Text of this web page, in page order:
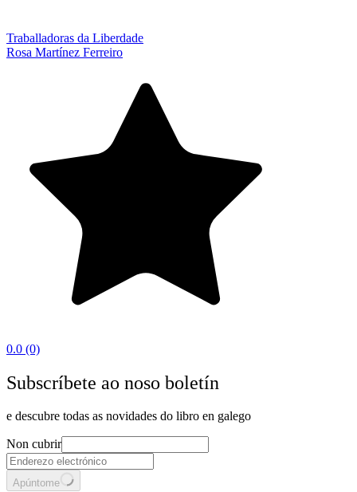
Traballadoras da Liberdade
Rosa Martínez Ferreiro
0.0 (0)
Subscríbete ao noso boletín
e descubre todas as novidades do libro en galego
Non cubrir
Apúntome